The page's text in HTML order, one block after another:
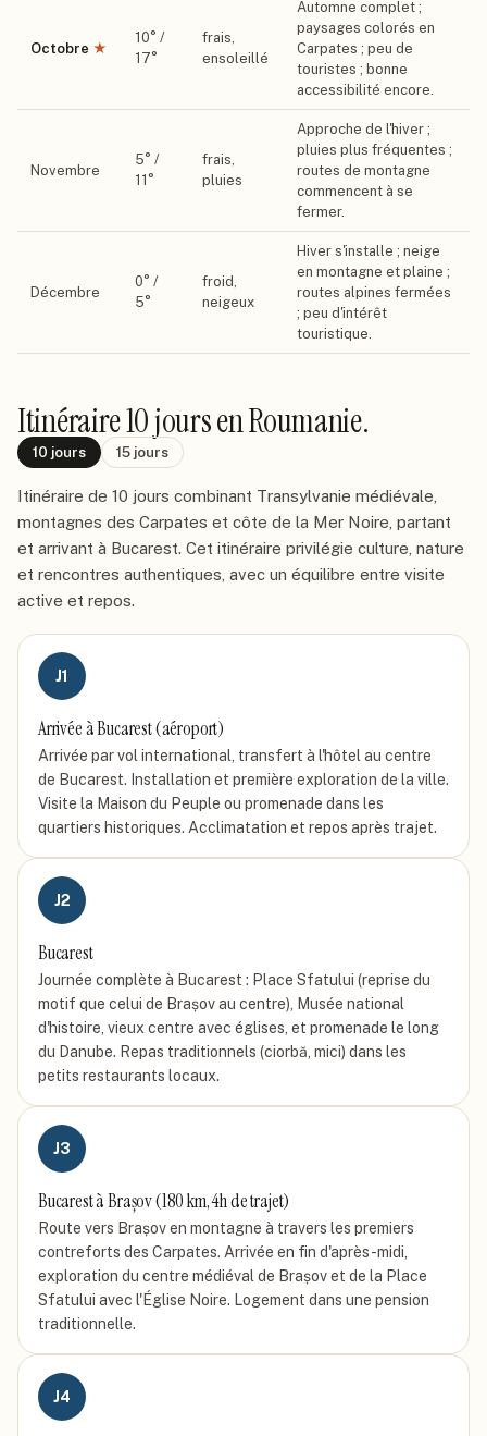
Octobre ★
10° /
17°
frais,
ensoleillé
Automne complet ;
paysages colorés en
Carpates ; peu de
touristes ; bonne
accessibilité encore.
Novembre
5° /
11 °
frais,
pluies
Approche de l'hiver ;
pluies plus fréquentes ;
routes de montagne
commencent à se
fermer.
Décembre
0° /
5°
froid,
neigeux
Hiver s'installe ; neige
en montagne et plaine ;
routes alpines fermées
; peu d'intérêt
touristique.
Itinéraire10 joursen Roumanie.
10 jours 15 jours
Itinéraire de 10 jours combinant Transylvanie médiévale,
montagnes des Carpates et côte de la Mer Noire, partant
et arrivant à Bucarest. Cet itinéraire privilégie culture, nature
et rencontres authentiques, avec un équilibre entre visite
active et repos.
J1
Arrivée à Bucarest (aéroport)
Arrivée par vol international, transfert à l'hôtel au centre
de Bucarest. Installation et première exploration de la ville.
Visite la Maison du Peuple ou promenade dans les
quartiers historiques. Acclimatation et repos après trajet.
J2
Bucarest
Journée complète à Bucarest : Place Sfatului (reprise du
motif que celui de Brașov au centre), Musée national
d'histoire, vieux centre avec églises, et promenade le long
du Danube. Repas traditionnels (ciorbă, mici) dans les
petits restaurants locaux.
J3
Bucarest à Brașov (180 km, 4h de trajet)
Route vers Brașov en montagne à travers les premiers
contreforts des Carpates. Arrivée en fin d'après-midi,
exploration du centre médiéval de Brașov et de la Place
Sfatului avec l'Église Noire. Logement dans une pension
traditionnelle.
J4